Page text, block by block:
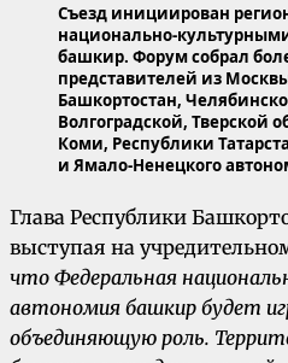
Съезд инициирован
национально-
башкир. Форум собрал
представителей из
Башкортостан,
Волгоградской, Тверской
Коми, Республики
и Ямало-Ненецкого
Глава Республики
выступая на
что Федеральная
автономия башкир будет
объединяющую роль.